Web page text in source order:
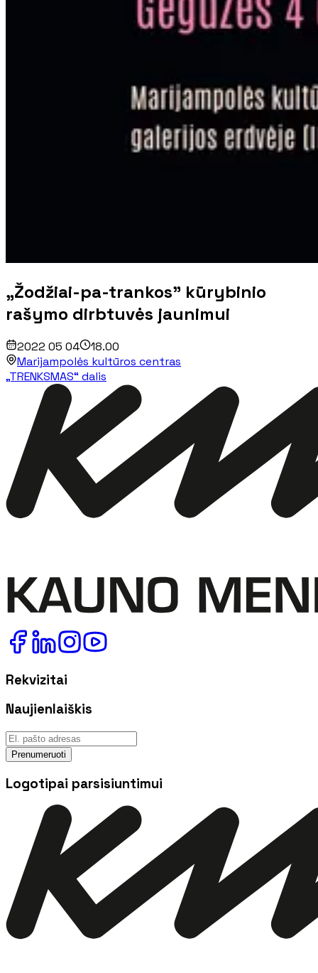
„Žodžiai-pa-trankos” kūrybinio
rašymo dirbtuvės jaunimui
2022 05 04
18.00
Marijampolės kultūros centras
„TRENKSMAS“ dalis
Rekvizitai
Naujienlaiškis
Prenumeruoti
Logotipai parsisiuntimui